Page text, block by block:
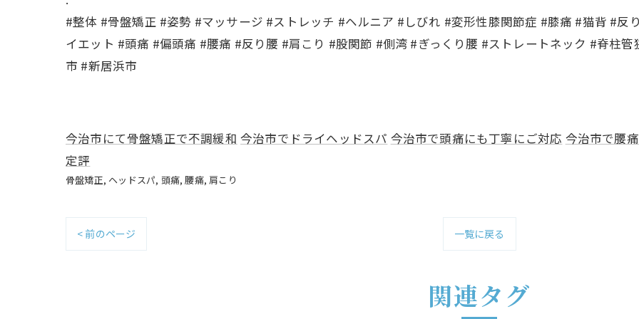
#整体 #骨盤矯正 #姿勢 #マッサージ #ストレッチ #ヘルニア #しびれ #変形性膝関節症 #膝痛 #猫背 #反
イエット #頭痛 #偏頭痛 #腰痛 #反り腰 #肩こり #股関節 #側湾 #ぎっくり腰 #ストレートネック #脊柱
市 #新居浜市
今治市にて骨盤矯正で不調緩和 今治市でドライヘッドスパ 今治市で頭痛にも丁寧にご対応 今治市で腰
定評
骨盤矯正 ヘッドスパ 頭痛 腰痛 肩こり
< 前のページ 一覧に戻る
関連タグ